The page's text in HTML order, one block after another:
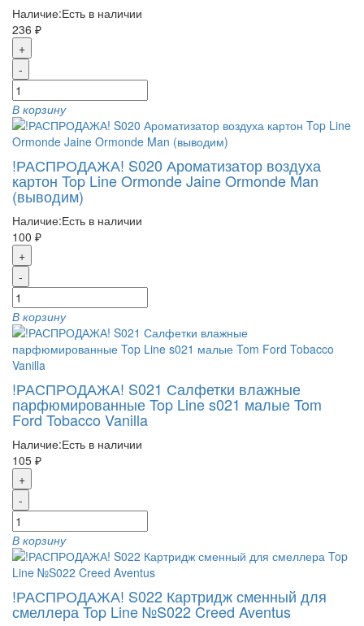
Наличие:Есть в наличии
236 ₽
+
-
В корзину
!РАСПРОДАЖА! S020 Ароматизатор воздуха
картон Top Line Ormonde Jaine Ormonde Man
(выводим)
Наличие:Есть в наличии
100 ₽
+
-
В корзину
!РАСПРОДАЖА! S021 Салфетки влажные
парфюмированные Top Line s021 малые Tom
Ford Tobacco Vanilla
Наличие:Есть в наличии
105 ₽
+
-
В корзину
!РАСПРОДАЖА! S022 Картридж сменный для
смеллера Top Line №S022 Creed Aventus